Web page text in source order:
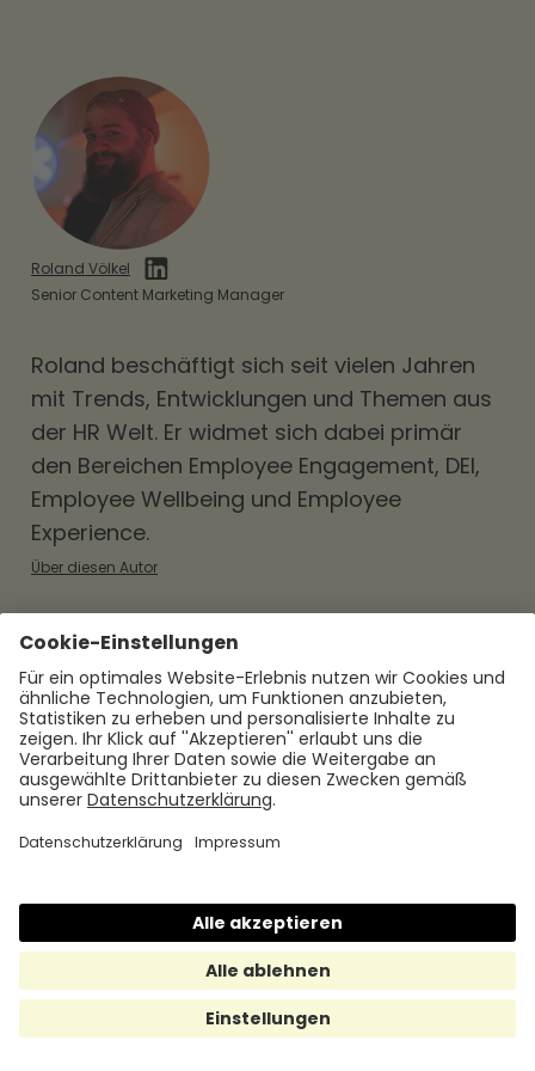
kann grundsätzlich nur für nicht
schulpflichtige Kinder gezahlt werden. Mit
Beginn der Schulpflicht entfällt die
Steuerfreiheit. Wird ein Kind jedoch wegen
fehlender Schulreife vom Schulbesuch
zurückgestellt, kann der Zuschuss weiterhin
steuerfrei möglich sein.
Roland Völkel
Senior Content Marketing Manager
Roland beschäftigt sich seit vielen Jahren
mit Trends, Entwicklungen und Themen aus
der HR Welt. Er widmet sich dabei primär
den Bereichen Employee Engagement, DEI,
Employee Wellbeing und Employee
Experience.
Über diesen Autor
Das könnte Sie auch interessieren:
Mitarbeiterbindung: Definition und
Was ist Mitarbeiterbindung? Definition,
Bedeutung und konkrete Maßnahmen zur
Reduzierung von Fluktuation – kompakt
erklärt für HR und Unternehmen.